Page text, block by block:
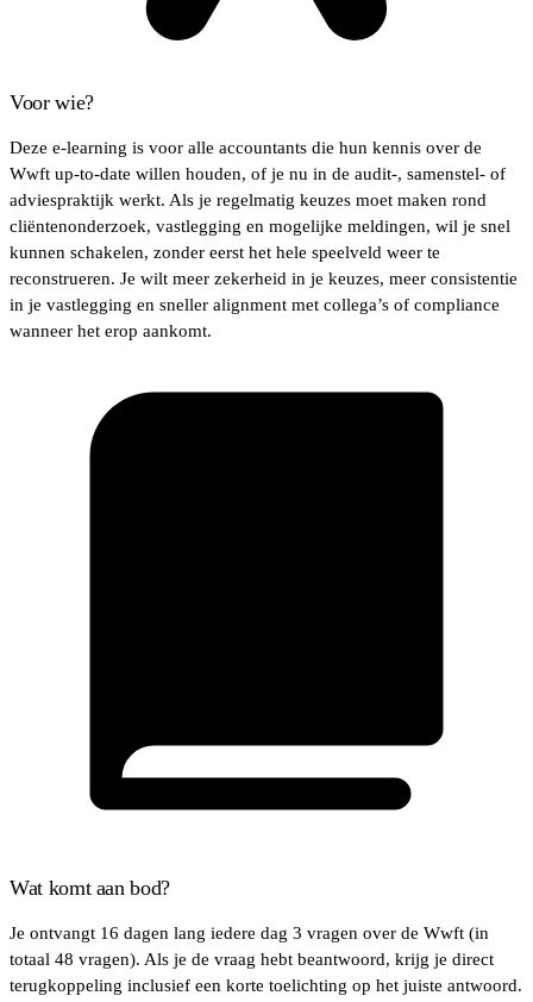
Voor wie?
Deze e-learning is voor alle accountants die hun kennis over de
Wwft up-to-date willen houden, of je nu in de audit-, samenstel- of
adviespraktijk werkt. Als je regelmatig keuzes moet maken rond
cliëntenonderzoek, vastlegging en mogelijke meldingen, wil je snel
kunnen schakelen, zonder eerst het hele speelveld weer te
reconstrueren. Je wilt meer zekerheid in je keuzes, meer consistentie
in je vastlegging en sneller alignment met collega’s of compliance
wanneer het erop aankomt.
Wat komt aan bod?
Je ontvangt 16 dagen lang iedere dag 3 vragen over de Wwft (in
totaal 48 vragen). Als je de vraag hebt beantwoord, krijg je direct
terugkoppeling inclusief een korte toelichting op het juiste antwoord.